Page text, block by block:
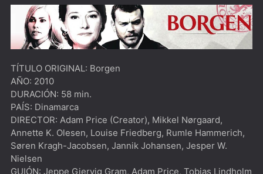
TÍTULO ORIGINAL: Borgen
AÑO: 2010
DURACIÓN: 58 min.
PAÍS: Dinamarca
DIRECTOR: Adam Price (Creator), Mikkel Nørgaard,
Annette K. Olesen, Louise Friedberg, Rumle Hammerich,
Søren Kragh-Jacobsen, Jannik Johansen, Jesper W.
Nielsen
GUIÓN: Jeppe Gjervig Gram, Adam Price, Tobias Lindholm